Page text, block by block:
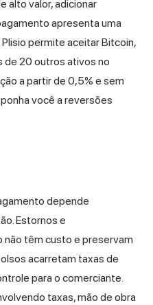
alto valor, adicionar
apresenta uma
Plisio permite aceitar Bitcoin,
de 20 outros ativos no
a partir de 0,5% e sem
você a reversões
depende
Estornos e
têm custo e preservam
acarretam taxas de
para o comerciante.
taxas, mão de obra